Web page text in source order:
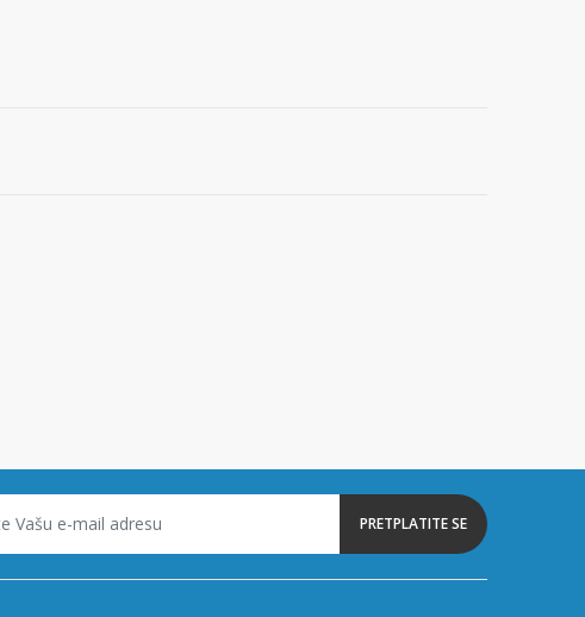
PRETPLATITE SE